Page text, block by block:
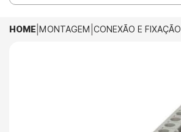
HOME MONTAGEM CONEXÃO E FIXAÇÃO